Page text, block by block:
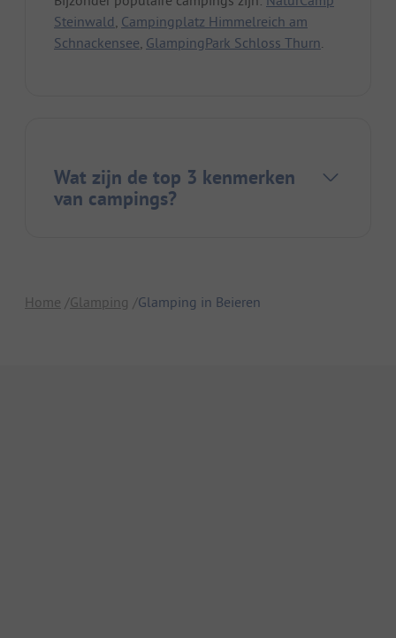
Steinwald Campingplatz Himmelreich am
Schnackensee GlampingPark Schloss Thurn
Wat zijn de top 3 kenmerken
van campings?
Home Glamping Glamping in Beieren